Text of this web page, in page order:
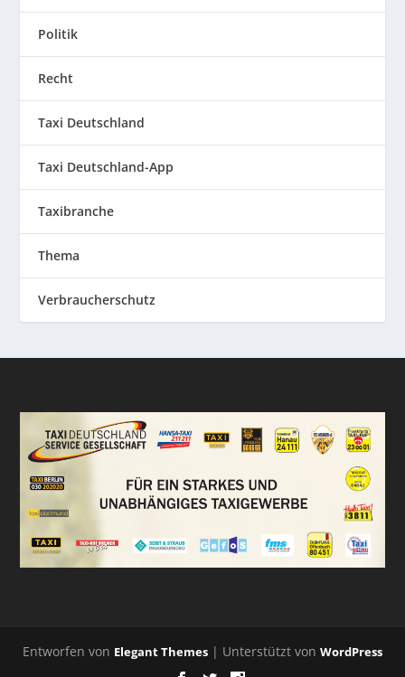
Politik
Recht
Taxi Deutschland
Taxi Deutschland-App
Taxibranche
Thema
Verbraucherschutz
Entworfen von Elegant Themes | Unterstützt von WordPress